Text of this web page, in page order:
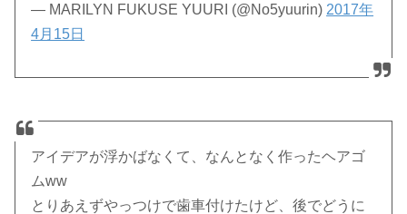
— MARILYN FUKUSE YUURI (@No5yuurin) 2017年
4月15日
アイデアが浮かばなくて、なんとなく作ったヘアゴ
ムww
とりあえずやっつけで歯車付けたけど、後でどうに